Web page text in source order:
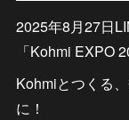
2025年8月27日
「Kohmi EXPO
Kohmiとつくる
に！